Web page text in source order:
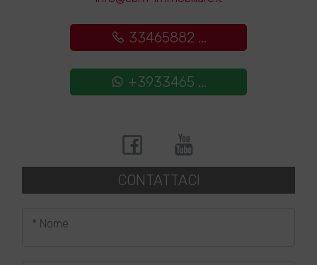
33465882 ...
+3933465 ...
CONTATTACI
* Nome